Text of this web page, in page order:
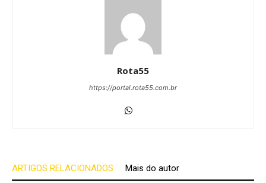
Rota55
https://portal.rota55.com.br
ARTIGOS RELACIONADOS Mais do autor